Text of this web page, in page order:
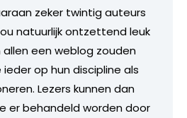
zeker twintig auteurs
natuurlijk ontzettend leuk
allen een weblog zouden
op hun discipline als
Lezers kunnen dan
er behandeld worden door